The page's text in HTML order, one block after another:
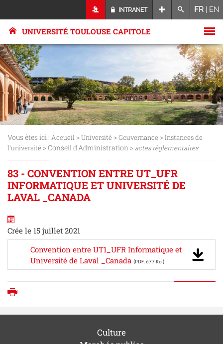
INTRANET FR | EN
UNIVERSITÉ TOULOUSE CAPITOLE
Vous êtes ici : Accueil >Université >Gouvernance >Instances de
l'université > Conseil d'Administration > actes règlementaires
83 - CONVENTION ENTRE UT_UFR
INFORMATIQUE ET UNIVERSITÉ DE
LAVAL _CANADA
Crée le 15 juillet 2021
Convention entre UT1_UFR Informatique et
Université de Laval _Canada (PDF, 677 Ko )
Culture